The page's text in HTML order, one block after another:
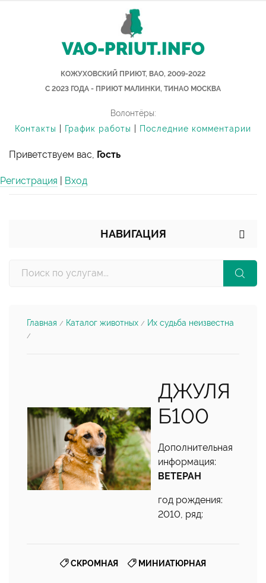
VAO-PRIUT.INFO
КОЖУХОВСКИЙ ПРИЮТ, ВАО, 2009-2022
С 2023 ГОДА - ПРИЮТ МАЛИНКИ, ТИНАО МОСКВА
Волонтёры:
Контакты
График работы Последние комментарии
Приветствуем вас, Гость
Регистрация Вход
НАВИГАЦИЯ
Главная / Каталог животных / Их судьба неизвестна
/
ДЖУЛЯ
Б100
Дополнительная
информация:
ВЕТЕРАН
год рождения:
2010, ряд:
СКРОМНАЯ МИНИАТЮРНАЯ